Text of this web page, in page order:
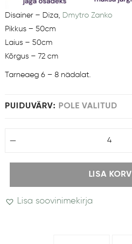
Disainer – Diza, Dmytro Zanko
Pikkus – 50cm
Laius – 50cm
Kõrgus – 72 cm
Tarneaeg 6 – 8 nädalat.
PUIDUVÄRV: POLE VALITUD
LISA KORVI
Lisa soovinimekirja